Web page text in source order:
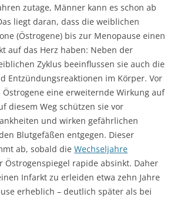
zutage, Männer kann es schon ab
liegt daran, dass die weiblichen
(Östrogene) bis zur Menopause einen
auf das Herz haben: Neben der
Zyklus beeinflussen sie auch die
Entzündungsreaktionen im Körper. Vor
eine erweiternde Wirkung auf
diesem Weg schützen sie vor
und wirken gefährlichen
Blutgefäßen entgegen. Dieser
ab, sobald die Wechseljahre
Östrogenspiegel rapide absinkt. Daher
Infarkt zu erleiden etwa zehn Jahre
erheblich – deutlich später als bei